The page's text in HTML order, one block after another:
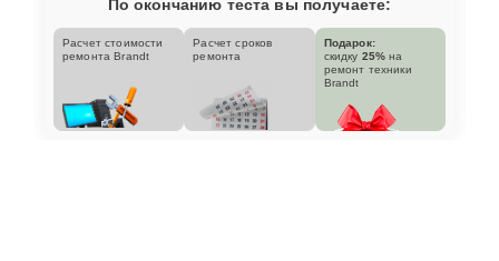
По окончанию теста вы получаете:
Расчет стоимости
ремонта Brandt
Расчет сроков
ремонта
Подарок:
скидку 25% на
ремонт техники
Brandt